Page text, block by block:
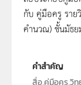
กับ คู่มือครู ราย
คำนวณ) ชั้นมัธ
คำสำคัญ
สื่อ,คู่มือครู,วิ